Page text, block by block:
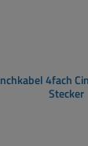
4fach
Stecker